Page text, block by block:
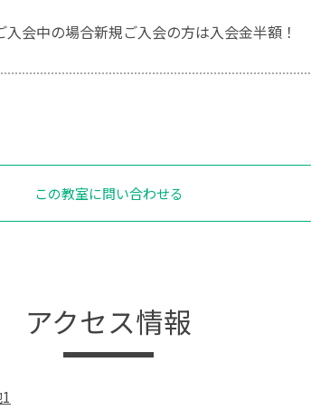
会中の場合新規ご入会の方は入会金半額！
この教室に問い合わせる
アクセス情報